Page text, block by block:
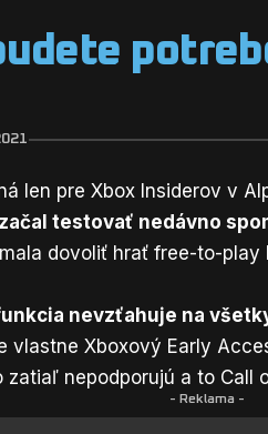
len pre Xbox Insiderov v
testovať nedávno
dovoliť hrať free-to-
nevzťahuje na
vlastne Xboxový Early
nepodporujú a to Call
- Reklama -